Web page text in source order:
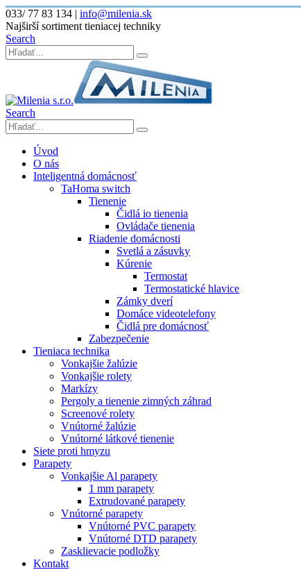
033/ 77 83 134 | info@milenia.sk
Najširší sortiment tieniacej techniky
Search
Search
Úvod
O nás
Inteligentná domácnosť
TaHoma switch
Tienenie
Čidlá io tienenia
Ovládače tienenia
Riadenie domácnosti
Svetlá a zásuvky
Kúrenie
Termostat
Termostatické hlavice
Zámky dverí
Domáce videotelefony
Čidlá pre domácnosť
Zabezpečenie
Tieniaca technika
Vonkajšie žalúzie
Vonkajšie rolety
Markízy
Pergoly a tienenie zimných záhrad
Screenové rolety
Vnútorné žalúzie
Vnútorné látkové tienenie
Siete proti hmyzu
Parapety
Vonkajšie Al parapety
1 mm parapety
Extrudované parapety
Vnútorné parapety
Vnútorné PVC parapety
Vnútorné DTD parapety
Zasklievacie podložky
Kontakt